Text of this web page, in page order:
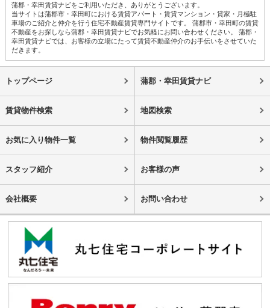
蒲郡・幸田賃貸ナビをご利用いただき、ありがとうございます。
当サイトは蒲郡市・幸田町における賃貸アパート・賃貸マンション・貸家・月極駐
車場のご紹介と仲介を行う住宅不動産賃貸専門サイトです。 蒲郡市・幸田町の賃貸
不動産をお探しなら蒲郡・幸田賃貸ナビでお気軽にお問い合わせください。 蒲郡・
幸田賃貸ナビでは、お客様の立場にたって賃貸不動産仲介のお手伝いをさせていた
だきます。
トップページ 蒲郡・幸田賃貸ナビ
賃貸物件検索 地図検索
お気に入り物件一覧 物件閲覧履歴
スタッフ紹介 お客様の声
会社概要 お問い合わせ